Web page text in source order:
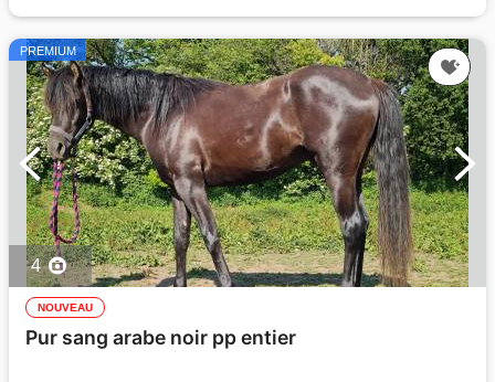
PREMIUM
4
NOUVEAU
Pur sang arabe noir pp entier